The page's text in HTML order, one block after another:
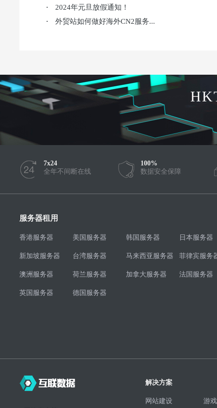
· 2024年元旦放假通知！
· 外贸站如何做好海外CN2服务...
7x24
全年不间断在线
100%
数据安全保障
服务器租用
香港服务器 美国服务器 韩国服务器 日本服务器
新加坡服务器 台湾服务器 马来西亚服务器 菲律宾服务
澳洲服务器 荷兰服务器 加拿大服务器 法国服务器
英国服务器 德国服务器
解决方案
网站建设 游